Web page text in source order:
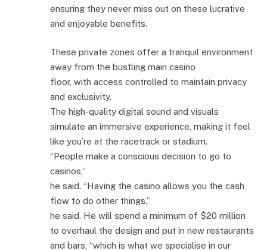
ensuring they never miss out on these lucrative
and enjoyable benefits.
These private zones offer a tranquil environment
away from the bustling main casino
floor, with access controlled to maintain privacy
and exclusivity.
The high-quality digital sound and visuals
simulate an immersive experience, making it feel
like you’re at the racetrack or stadium.
“People make a conscious decision to go to
casinos,”
he said. “Having the casino allows you the cash
flow to do other things,”
he said. He will spend a minimum of $20 million
to overhaul the design and put in new restaurants
and bars, “which is what we specialise in our